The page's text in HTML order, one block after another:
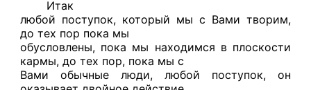
Итак
любой поступок, который мы с Вами творим,
до тех пор пока мы
обусловлены, пока мы находимся в плоскости
кармы, до тех пор, пока мы с
Вами обычные люди, любой поступок, он